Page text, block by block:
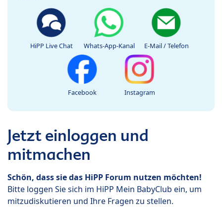
HiPP Live Chat Whats-App-Kanal E-Mail / Telefon
Facebook Instagram
Jetzt einloggen und
mitmachen
Schön, dass sie das HiPP Forum nutzen möchten!
Bitte loggen Sie sich im HiPP Mein BabyClub ein, um
mitzudiskutieren und Ihre Fragen zu stellen.